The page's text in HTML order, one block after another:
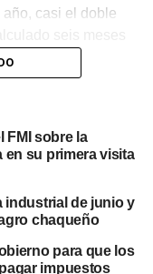
año, casi el doble
shock externo. El
global alconflicto
de Ormuz y los
energética, que
presiones
guerra, el propio
global de 2026
FMI sobre la
en su primera visita
industrial de junio y
chaqueño
para que los
impuestos